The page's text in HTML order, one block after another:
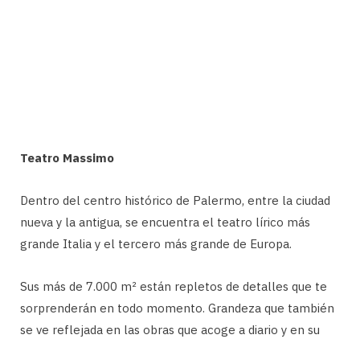
Teatro Massimo
Dentro del centro histórico de Palermo, entre la ciudad
nueva y la antigua, se encuentra el teatro lírico más
grande Italia y el tercero más grande de Europa.
Sus más de 7.000 m² están repletos de detalles que te
sorprenderán en todo momento. Grandeza que también
se ve reflejada en las obras que acoge a diario y en su